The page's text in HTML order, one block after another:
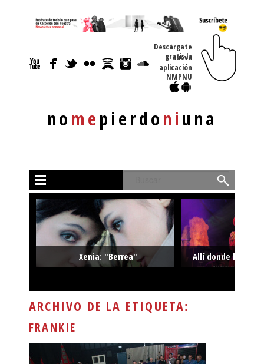
nomepierdoniuna
Descárgate
gratis la nueva
aplicación
NMPNU
Xenia: "Berrea" Allí donde la
ARCHIVO DE LA ETIQUETA:
FRANKIE